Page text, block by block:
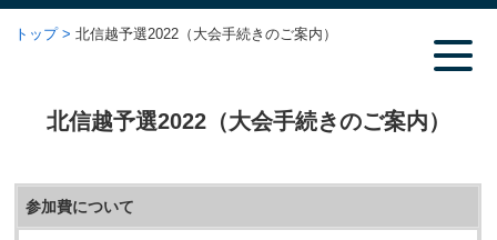
トップ 北信越予選2022（大会手続きのご案内）
北信越予選2022（大会手続きのご案内）
参加費について